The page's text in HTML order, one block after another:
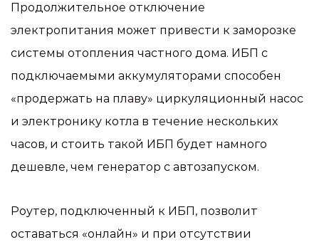
Продолжительное отключение
электропитания может привести к заморозке
системы отопления частного дома. ИБП с
подключаемыми аккумуляторами способен
«продержать на плаву» циркуляционный насос
и электронику котла в течение нескольких
часов, и стоить такой ИБП будет намного
дешевле, чем генератор с автозапуском.
Роутер, подключенный к ИБП, позволит
оставаться «онлайн» и при отсутствии